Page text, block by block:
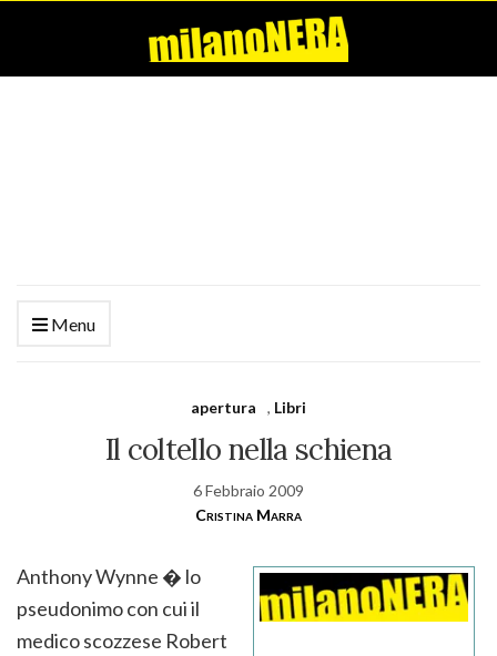
Menu
apertura , Libri
Il coltello nella schiena
6 Febbraio 2009
Cristina Marra
Anthony Wynne � lo
pseudonimo con cui il
medico scozzese Robert